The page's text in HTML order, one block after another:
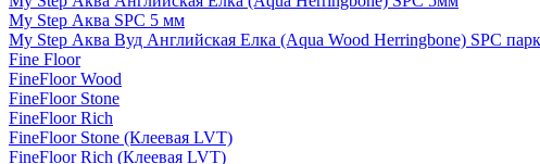
My Step Аква SPC 5 мм
My Step Аква Вуд Английская Елка (Aqua Wood Herringbone) SPC
Fine Floor
FineFloor Wood
FineFloor Stone
FineFloor Rich
FineFloor Stone (Клеевая LVT)
FineFloor Rich (Клеевая LVT)